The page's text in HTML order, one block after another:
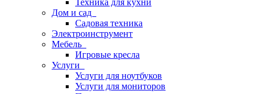
Техника для кухни
Дом и сад
Садовая техника
Электроинструмент
Мебель
Игровые кресла
Услуги
Услуги для ноутбуков
Услуги для мониторов